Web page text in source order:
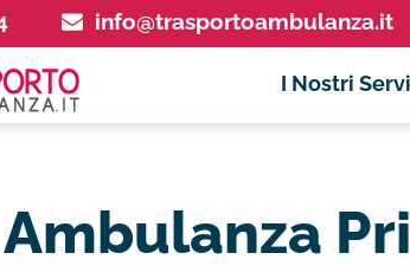
info@trasportoambulanza.it
I Nostri
Ambulanza